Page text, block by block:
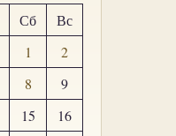
Сб
Вс
1
2
8
9
15
16